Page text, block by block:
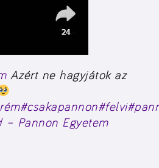
Azért ne hagyjátok az
#csakapannon#felvi
Pannon Egyetem